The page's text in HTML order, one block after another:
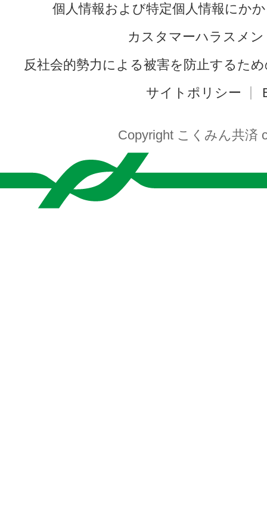
個人情報および特定個人情報にか
カスタマーハラスメ
反社会的勢力による被害を防止するた
サイトポリシー
Copyright こくみん共済